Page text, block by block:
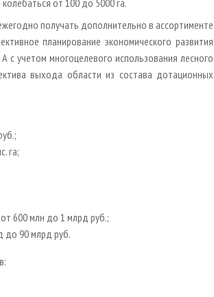
от 100 до 5000 га.
получать дополнительно в ассортименте
планирование экономического развития
учетом многоцелевого использования лесного
выхода области из состава дотационных
га;
600 млн до 1 млрд руб.;
до 90 млрд руб.